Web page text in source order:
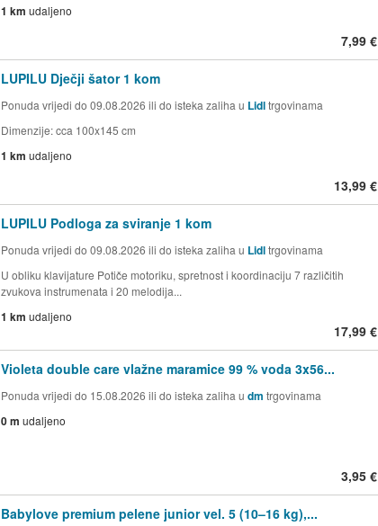
1 km udaljeno
7,99 €
LUPILU Dječji šator 1 kom
Ponuda vrijedi do 09.08.2026 ili do isteka zaliha u Lidltrgovinama
Dimenzije: cca 100x145 cm
1 km udaljeno
13,99 €
LUPILU Podloga za sviranje 1 kom
Ponuda vrijedi do 09.08.2026 ili do isteka zaliha u Lidltrgovinama
U obliku klavijature Potiče motoriku, spretnost i koordinaciju 7 različitih
zvukova instrumenata i 20 melodija...
1 km udaljeno
17,99 €
Violeta double care vlažne maramice 99 % voda 3x56...
Ponuda vrijedi do 15.08.2026 ili do isteka zaliha u dm trgovinama
0 m udaljeno
3,95 €
Babylove premium pelene junior vel. 5 (10–16 kg),...